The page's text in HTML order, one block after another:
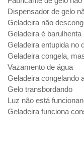
Dispensador de gelo
Geladeira não
Geladeira é barulhenta
Geladeira entupida no
Geladeira congela,
Vazamento de água
Geladeira congelando
Gelo transbordando
Luz não está
Geladeira funciona